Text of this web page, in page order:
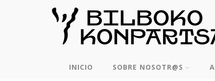
INICIO SOBRE NOSOTR@S